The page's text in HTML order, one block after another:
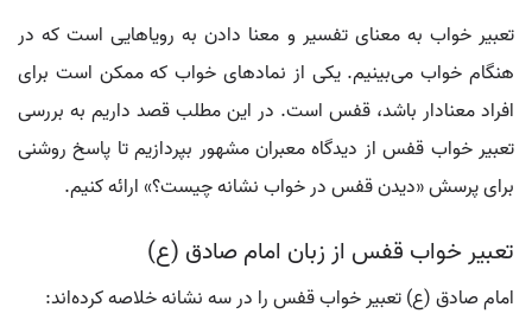
تعبیر خواب به معنای تفسیر و معنا دادن به رویاهایی است که در
هنگام خواب می‌بینیم. یکی از نمادهای خواب که ممکن است برای
افراد معنادار باشد، قفس است. در این مطلب قصد داریم به بررسی
تعبیر خواب قفس از دیدگاه معبران مشهور بپردازیم تا پاسخ روشنی
برای پرسش «دیدن قفس در خواب نشانه چیست؟» ارائه کنیم.
تعبیر خواب قفس از زبان امام صادق (ع)
امام صادق (ع) تعبیر خواب قفس را در سه نشانه خلاصه کرده‌اند: